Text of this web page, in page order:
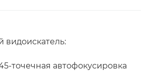
видоискатель:
точечная автофокусировка